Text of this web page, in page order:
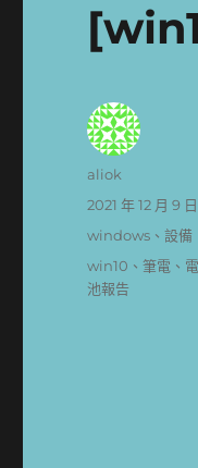
作
aliok
發
佈
期:
2021 年 12 月 9 日
分
類
windows 、設備
標
籤
win10 、筆電 、
池報告